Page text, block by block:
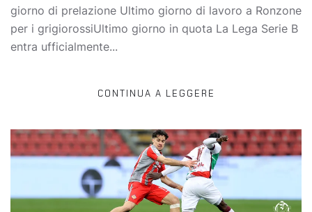
giorno di prelazione Ultimo giorno di lavoro a Ronzone
per i grigiorossiUltimo giorno in quota La Lega Serie B
entra ufficialmente...
CONTINUA A LEGGERE